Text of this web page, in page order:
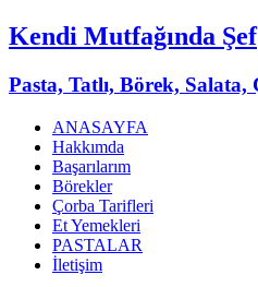
Kendi Mutfağında Şef
Pasta, Tatlı, Börek,
ANASAYFA
Hakkımda
Başarılarım
Börekler
Çorba Tarifleri
Et Yemekleri
PASTALAR
İletişim